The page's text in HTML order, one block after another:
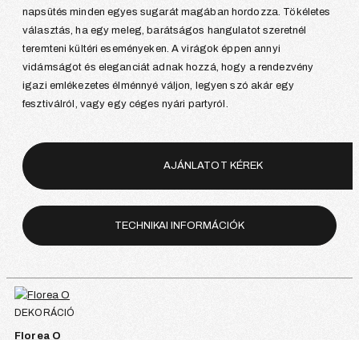
napsütés minden egyes sugarát magában hordozza. Tökéletes
választás, ha egy meleg, barátságos hangulatot szeretnél
teremteni kültéri eseményeken. A virágok éppen annyi
vidámságot és eleganciát adnak hozzá, hogy a rendezvény
igazi emlékezetes élménnyé váljon, legyen szó akár egy
fesztiválról, vagy egy céges nyári partyról.
AJÁNLATOT KÉREK
TECHNIKAI INFORMÁCIÓK
DEKORÁCIÓ
Florea O